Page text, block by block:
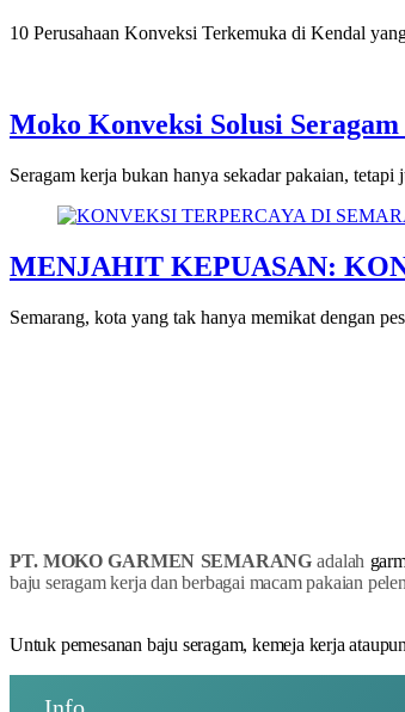
10 Perusahaan Konveksi Terkemuka di Kendal
Moko Konveksi Solusi
Seragam kerja bukan hanya sekadar pakaian,
MENJAHIT KEPUASAN:
Semarang, kota yang tak hanya memikat dengan
PT. MOKO GARMEN SEMARANG adalah
baju seragam kerja dan berbagai macam pakaian
Untuk pemesanan baju seragam, kemeja kerja